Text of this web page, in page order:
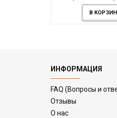
шары на
В
ИНФОРМАЦИЯ
FAQ (Вопросы и
Отзывы
О нас